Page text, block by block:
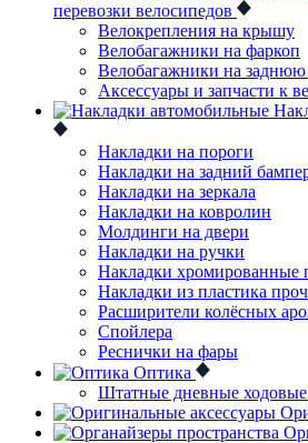
перевозки велосипедов
Велокрепления на крышу
Велобагажники на фаркоп
Велобагажники на заднюю
Аксессуары и запчасти к
Накладки на пороги
Накладки на задний
Накладки на зеркала
Накладки на ковролин
Молдинги на двери
Накладки на ручки
Накладки хромированные
Накладки из пластика
Расширители колёсных
Спойлера
Реснички на фары
Оптика
Штатные дневные